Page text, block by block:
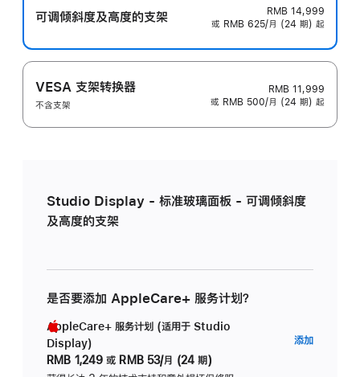
可调倾斜度及高‍度的支‍架
RMB 14,999
或 RMB 625/月 (24 期) 起
VESA 支架转换器
不含支架
RMB 11,999
或 RMB 500/月 (24 期) 起
Studio Display - 标准玻璃面板 - 可调倾斜度
及高度的支架
是否要添加 AppleCare+ 服务计划？
AppleCare+ 服务计划 (适用于 Studio
Display)
RMB 1,249 或 RMB 53/月 (24 期)
添加